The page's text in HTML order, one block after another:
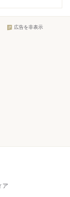
広告を非表示
ア